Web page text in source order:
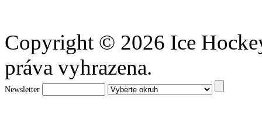
Copyright © 2026 Ice
práva vyhrazena.
Newsletter